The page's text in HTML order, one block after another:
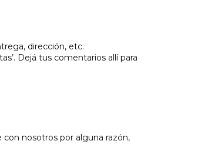
dirección, etc.
Dejá tus comentarios allí para
nosotros por alguna razón,